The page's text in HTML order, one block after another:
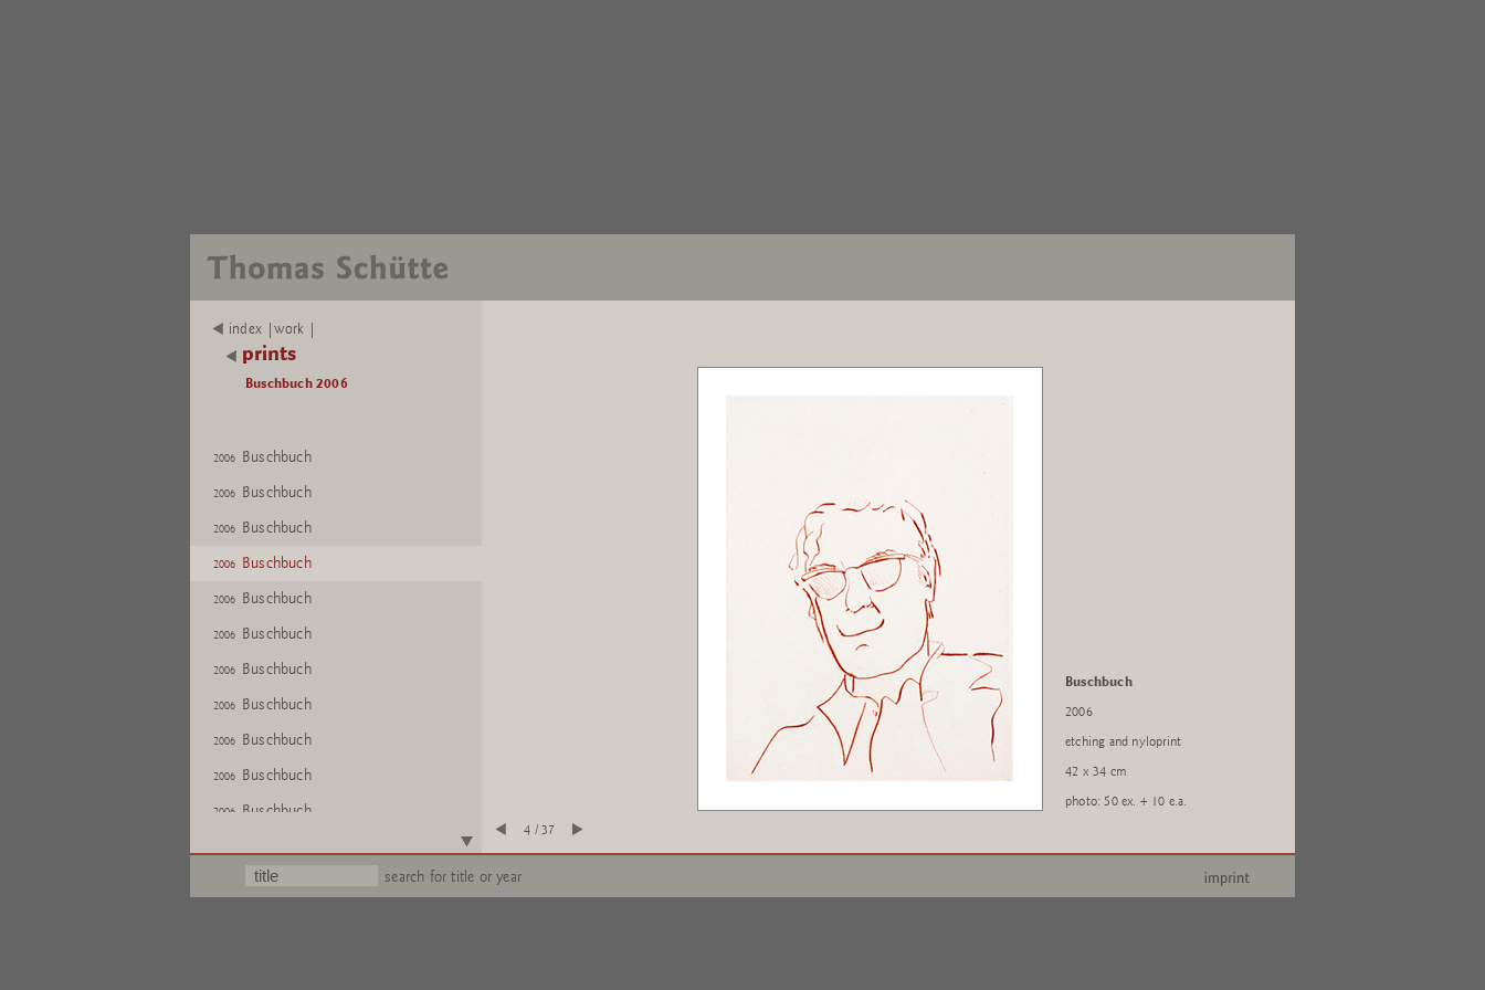
index |work |
prints
Buschbuch 2006
2006 Buschbuch
2006 Buschbuch
2006 Buschbuch
2006 Buschbuch
2006 Buschbuch
2006 Buschbuch
2006 Buschbuch
2006 Buschbuch
2006 Buschbuch
2006 Buschbuch
2006 Buschbuch
Buschbuch
Buschbuch
2006
etching and nyloprint
42 x 34 cm
photo: 50 ex. + 10 e.a.
4 / 37
search for title or year